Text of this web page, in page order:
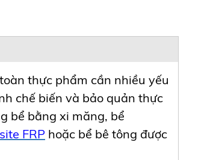
thực phẩm cần nhiều yếu
chế biến và bảo quản thực
bể bằng xi măng, bể
FRP hoặc bể bê tông được